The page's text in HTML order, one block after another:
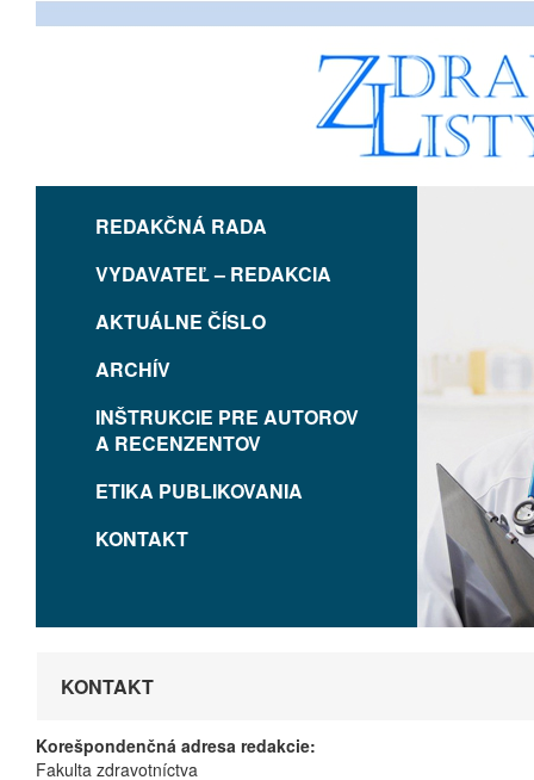
REDAKČNÁ RADA
VYDAVATEĽ – REDAKCIA
AKTUÁLNE ČÍSLO
ARCHÍV
INŠTRUKCIE PRE AUTOROV
A RECENZENTOV
ETIKA PUBLIKOVANIA
KONTAKT
KONTAKT
Korešpondenčná adresa redakcie:
Fakulta zdravotníctva